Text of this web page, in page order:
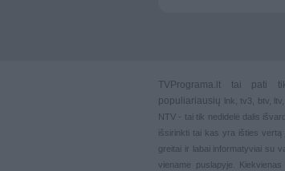
TVPrograma.lt tai pati
populiariausių lnk tv3 btv, ltv
NTV - tai tik nedidelė dalis
išsirinkti tai kas yra išties vertą
greitai ir labai informatyviai su
viename puslapyje.